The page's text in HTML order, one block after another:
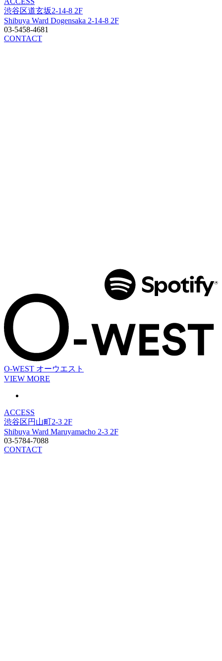
渋谷区道玄坂2-14-8 2F
Shibuya Ward Dogensaka 2-14-8 2F
03-5458-4681
CONTACT
O-WEST オーウエスト
VIEW MORE
ACCESS
渋谷区円山町2-3 2F
Shibuya Ward Maruyamacho 2-3 2F
03-5784-7088
CONTACT